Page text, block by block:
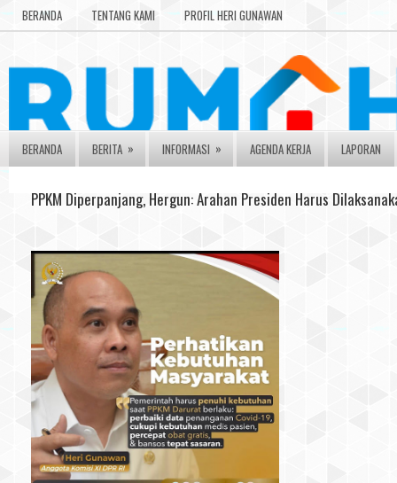
BERANDA TENTANG KAMI PROFIL HERI GUNAWAN
BERANDA BERITA » INFORMASI » AGENDA KERJA LAPORAN
PPKM Diperpanjang, Hergun: Arahan Presiden Harus